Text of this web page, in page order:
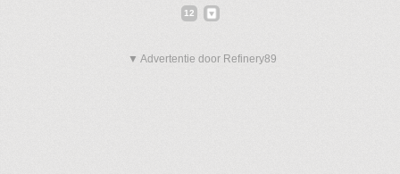
12
▼ Advertentie door Refinery89